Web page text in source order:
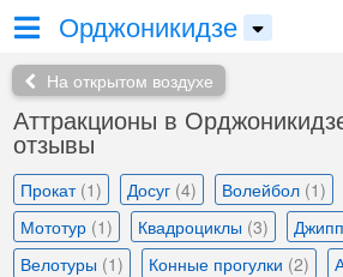
Орджоникидзе
На открытом воздухе
Аттракционы в
отзывы
Прокат (1) Досуг (4) Волейбол (1)
Мототур (1) Квадроциклы (3)
Велотуры (1) Конные прогулки (2)